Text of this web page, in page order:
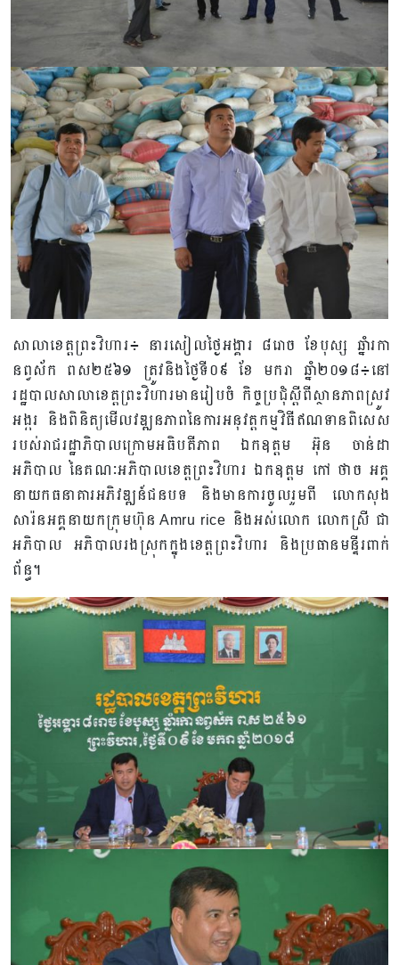
សាលាខេត្តព្រះវិហារ៖​ នារសៀលថ្ងៃអង្គារ ៨រោច ខែបុស្ស ឆ្នាំរកា
នព្វស័ក ពស២៥៦១​ ត្រូវនិងថ្ងៃទី០៩ ខែ​​​ មករា ឆ្នាំ២០១៨៖នៅ
រដ្ឋបាលសាលាខេត្តព្រះវិហារមានរៀបចំ កិច្ចប្រជុំ​ស្តីពីស្ថានភាពស្រូវ
អង្ករ និងពិនិត្យមើលវឌ្ឍនភាពនៃការអនុវត្តកម្មវិធីឥណទានពិសេស
របស់រាជរដ្ឋាភិបាលក្រោមអធិបតីភាព ឯកឧត្តម អ៊ុន ចាន់ដា
អភិបាល នៃគណៈអភិបាលខេត្តព្រះវិហារ ​ឯកឧត្តម កៅ​ ថាច អគ្គ
នាយកធនាគារអភិវឌ្ឍន៍ជនបទ​​ និងមានការចូលរួមពី លោកសុង
សារ៉នអគ្គនាយកក្រុមហ៊ុន Amru rice ​និងអស់លោក លោកស្រី​ ជា
អភិបាល អភិបាលរងស្រុកក្នុងខេត្តព្រះវិហារ ​និងប្រធានមន្ទីរពាក់
ព័ន្ធ។